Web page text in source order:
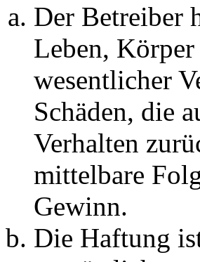
Der Betreiber
Leben,
wesentlicher
Schäden, die
Verhalten
mittelbare
Gewinn.
Die Haftung